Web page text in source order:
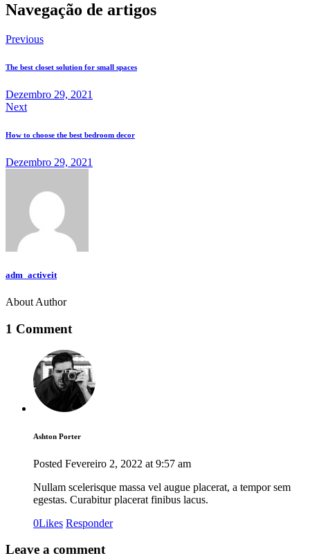
Navegação de artigos
Previous
The best closet solution for small spaces
Dezembro 29, 2021
Next
How to choose the best bedroom decor
Dezembro 29, 2021
adm_activeit
About Author
1 Comment
Ashton Porter
Posted Fevereiro 2, 2022 at 9:57 am
Nullam scelerisque massa vel augue placerat, a tempor sem
egestas. Curabitur placerat finibus lacus.
0Likes Responder
Leave a comment